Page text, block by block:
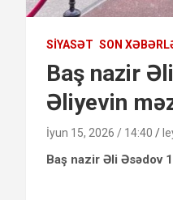
SIYASƏT SON
Baş nazir
Əliyevin
İyun 15, 2026 / 14:40
Baş nazir Əli Əsədov